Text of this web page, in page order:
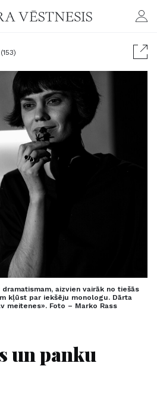
aizvien vairāk no tiešās
kļūst par iekšēju monologu. Dārta
meitenes». Foto – Marko Rass
un panku